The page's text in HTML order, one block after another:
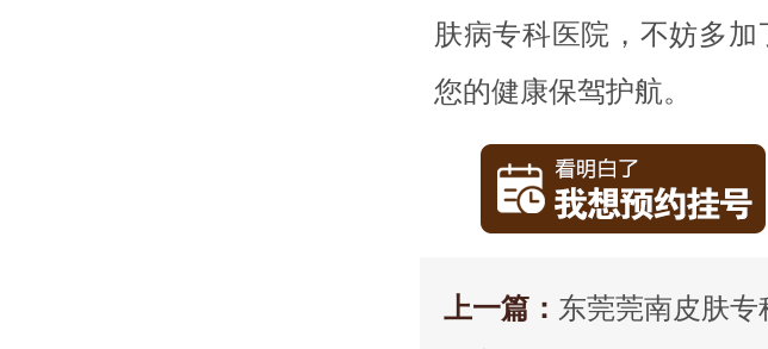
肤病专科医院，不妨多
您的健康保驾护航。
上一篇： 东莞莞南皮肤